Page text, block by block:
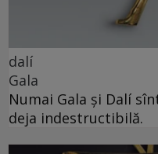
dalí
Gala
Numai Gala și Dalí
deja indestructibilă.